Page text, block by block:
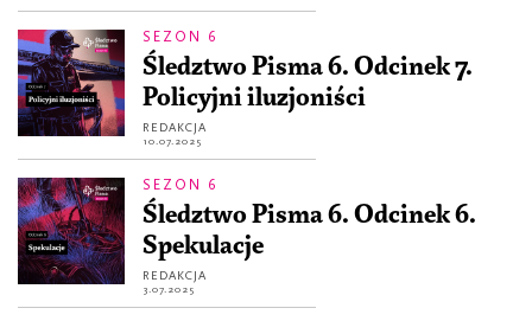
SEZON 6
Śledztwo Pisma 6. Odcinek 7.
Policyjni iluzjoniści
REDAKCJA
10.07.2025
SEZON 6
Śledztwo Pisma 6. Odcinek 6.
Spekulacje
REDAKCJA
3.07.2025